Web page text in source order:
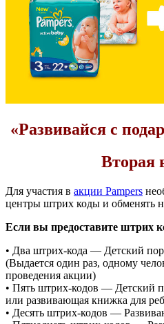
«Развивайся с
Вторая
Для участия в акции Pampers
центры штрих коды и обменять
Если вы предоставите штрих
• Два штрих-кода — Детский
(Выдается один раз, одному
проведения акции)
• Пять штрих-кодов — Детский
или развивающая книжка для
• Десять штрих-кодов —